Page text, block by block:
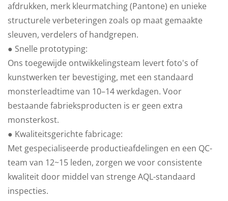
afdrukken, merk kleurmatching (Pantone) en unieke
structurele verbeteringen zoals op maat gemaakte
sleuven, verdelers of handgrepen.
● Snelle prototyping:
Ons toegewijde ontwikkelingsteam levert foto's of
kunstwerken ter bevestiging, met een standaard
monsterleadtime van 10–14 werkdagen. Voor
bestaande fabrieksproducten is er geen extra
monsterkost.
● Kwaliteitsgerichte fabricage:
Met gespecialiseerde productieafdelingen en een QC-
team van 12~15 leden, zorgen we voor consistente
kwaliteit door middel van strenge AQL-standaard
inspecties.